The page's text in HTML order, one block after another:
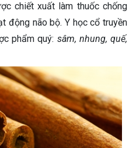
chiết xuất làm thuốc chống
động não bộ. Y học cổ truyền
phẩm quý: sâm, nhung, quế,